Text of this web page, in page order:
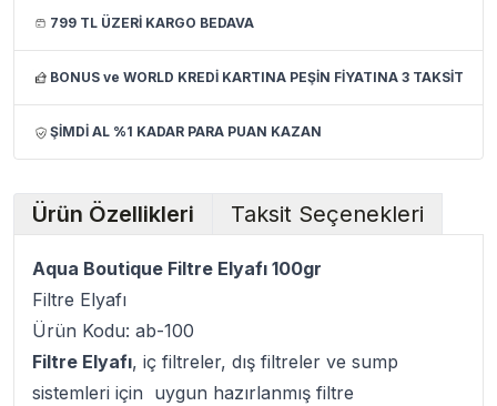
799 TL ÜZERİ KARGO BEDAVA
BONUS ve WORLD KREDİ KARTINA PEŞİN FİYATINA 3 TAKSİT
ŞİMDİ AL %1 KADAR PARA PUAN KAZAN
Ürün Özellikleri Taksit Seçenekleri
Aqua Boutique Filtre Elyafı 100gr
Filtre Elyafı
Ürün Kodu: ab-100
Filtre Elyafı, iç filtreler, dış filtreler ve sump
sistemleri için uygun hazırlanmış filtre